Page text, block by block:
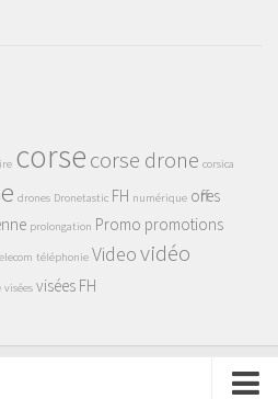
corsecorse drone corsica
drones Dronetastic FH numérique offres
prolongation Promo promotions
téléphonie Videovidéo
visées visées FH